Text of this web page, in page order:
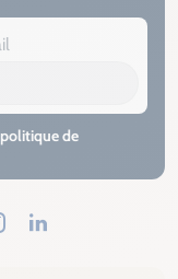
politique de
LinkedIn